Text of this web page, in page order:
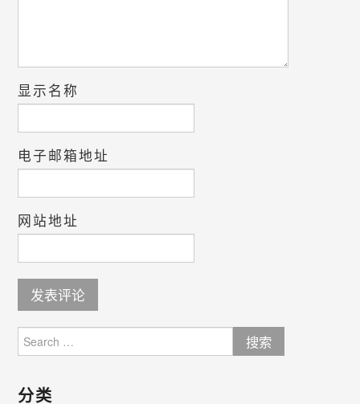
显示名称
电子邮箱地址
网站地址
for:
分类